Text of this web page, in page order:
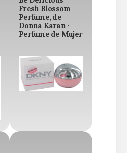
Fresh Blossom
Perfume, de
Donna Karan ·
Perfume de Mujer